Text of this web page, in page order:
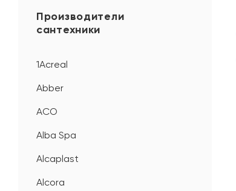
Производители
сантехники
1Acreal
Abber
ACO
Alba Spa
Alcaplast
Alcora